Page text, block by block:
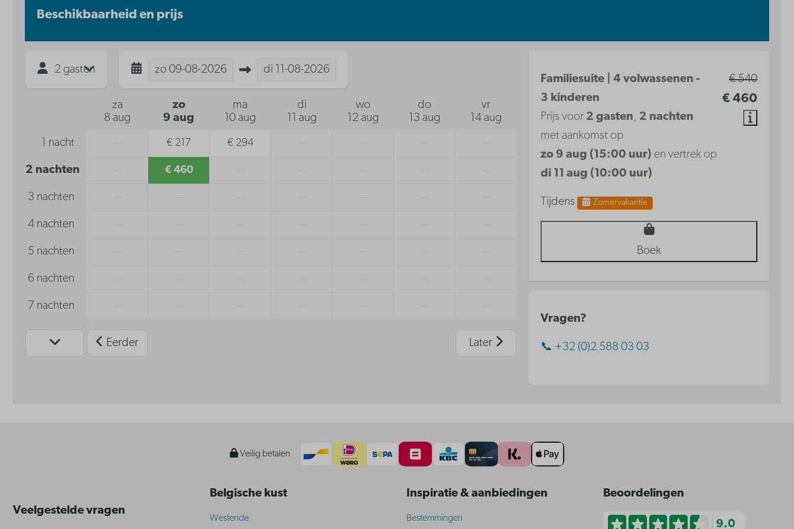
Beschikbaarheid en prijs
2 gasten zo 09-08-2026 di 11-08-2026
za
8 aug
zo
9 aug
ma
10 aug
di
11 aug
wo
12 aug
do
13 aug
vr
14 aug
1 nacht € 217 € 294
2 nachten € 460
3 nachten
4 nachten
5 nachten
6 nachten
7 nachten
Eerder Later
€ 540
€ 460
Familiesuite | 4 volwassenen -
3 kinderen
Prijs voor 2 gasten, 2 nachten
met aankomst op
zo 9 aug (15:00 uur) en vertrek op
di 11 aug (10:00 uur)
Tijdens Zomervakantie
Boek
Vragen?
📞 +32 (0)2 588 03 03
Veilig betalen
Veelgestelde vragen
Belgische kust
Westende
Inspiratie & aanbiedingen
Bestemmingen
Beoordelingen
9.0